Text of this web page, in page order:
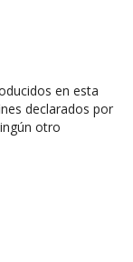
en esta
declarados por
otro